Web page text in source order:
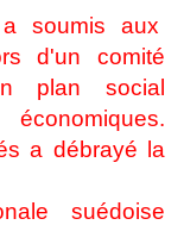
soumis aux
d'un comité
plan social
a débrayé la
suédoise